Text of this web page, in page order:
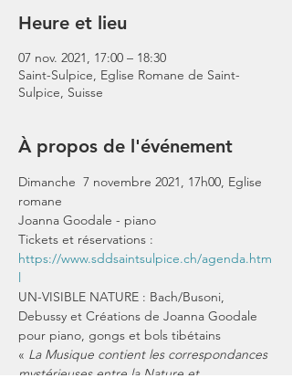
Heure et lieu
07 nov. 2021, 17:00 – 18:30
Saint-Sulpice, Eglise Romane de Saint-
Sulpice, Suisse
À propos de l'événement
Dimanche  7 novembre 2021, 17h00, Eglise
romane
Joanna Goodale - piano
Tickets et réservations :
https://www.sddsaintsulpice.ch/agenda.htm
l
UN-VISIBLE NATURE : Bach/Busoni,
Debussy et Créations de Joanna Goodale
pour piano, gongs et bols tibétains
« La Musique contient les correspondances
mystérieuses entre la Nature et